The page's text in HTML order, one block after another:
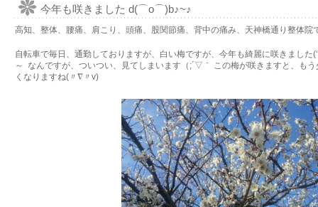
今年も咲きました d(⌒o⌒)b♪~♪
高知、整体、腰痛、肩こり、頭痛、股関節痛、背中の痛み、天神橋通り整体院
自転車で毎日、通勤しておりますが、白い梅ですが、今年も綺麗に咲きました
～ なんですが、ついつい、見てしまいます（;´▽｀ この梅が咲きますと、も
くなりますね(〃∇〃v)